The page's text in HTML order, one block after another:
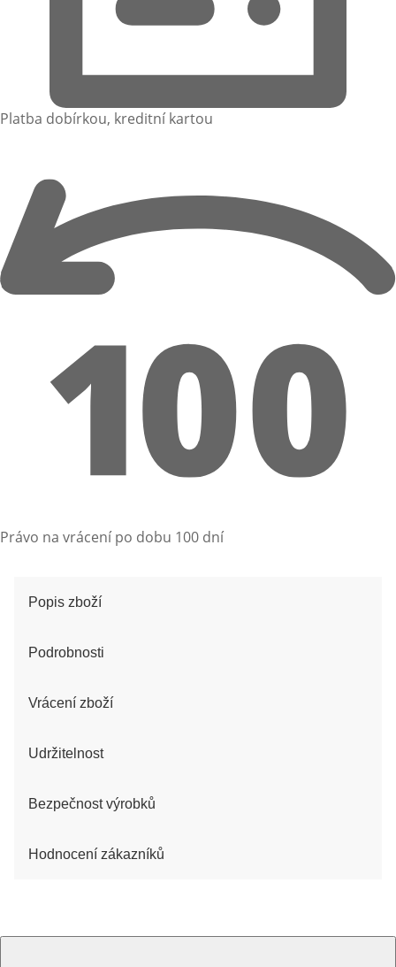
Platba dobírkou, kreditní kartou
Právo na vrácení po dobu 100 dní
Popis zboží
Podrobnosti
Vrácení zboží
Udržitelnost
Bezpečnost výrobků
Hodnocení zákazníků